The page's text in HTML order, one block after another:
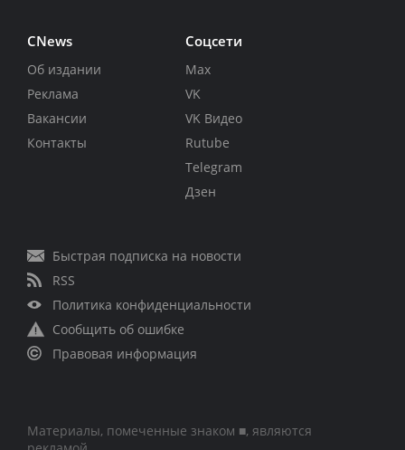
CNews
Об издании
Реклама
Вакансии
Контакты
Соцсети
Max
VK
VK Видео
Rutube
Telegram
Дзен
Быстрая подписка на новости
RSS
Политика конфиденциальности
Сообщить об ошибке
Правовая информация
Материалы, помеченные знаком ■, являются